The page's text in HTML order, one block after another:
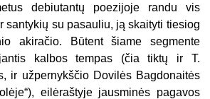
debiutantų poezijoje randu vis
santykių su pasauliu, ją skaityti tiesiog
akiračio. Būtent šiame segmente
kalbos tempas (čia tiktų ir T.
ir užpernykščio Dovilės Bagdonaitės
eilėraštyje jausminės pagavos